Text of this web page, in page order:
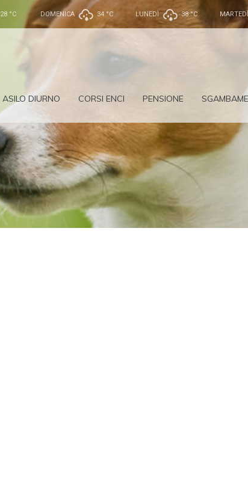
28 °C DOMENICA 34 °C LUNEDÌ 38 °C MARTEDÌ
ASILO DIURNO CORSI ENCI PENSIONE